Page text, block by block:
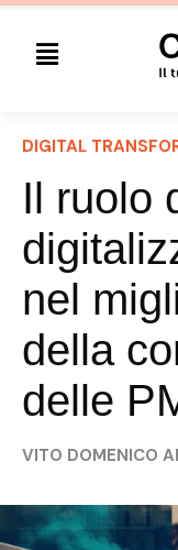
DIGITAL
Il ruolo
nel
della
delle
VITO DOMENICO